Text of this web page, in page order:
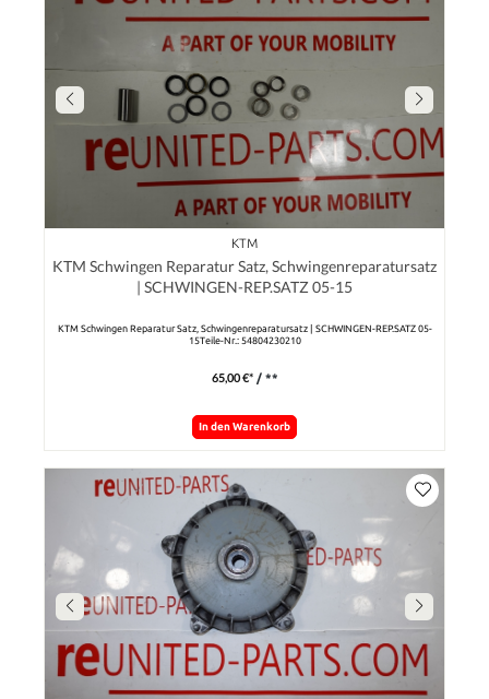
KTM
KTM Schwingen Reparatur Satz, Schwingenreparatursatz
| SCHWINGEN-REP.SATZ 05-15
KTM Schwingen Reparatur Satz, Schwingenreparatursatz | SCHWINGEN-REP.SATZ 05-
15Teile-Nr.: 54804230210
65,00 €* / **
In den Warenkorb